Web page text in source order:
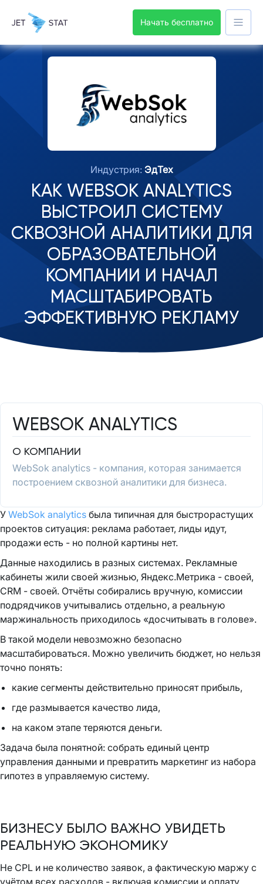
Начать бесплатно
Индустрия: ЭдТех
КАК WEBSOK ANALYTICS
ВЫСТРОИЛ СИСТЕМУ
СКВОЗНОЙ АНАЛИТИКИ ДЛЯ
ОБРАЗОВАТЕЛЬНОЙ
КОМПАНИИ И НАЧАЛ
МАСШТАБИРОВАТЬ
ЭФФЕКТИВНУЮ РЕКЛАМУ
У WebSok analytics была типичная для быстрорастущих
проектов ситуация: реклама работает, лиды идут,
продажи есть - но полной картины нет.
Данные находились в разных системах. Рекламные
кабинеты жили своей жизнью, Яндекс.Метрика - своей,
CRM - своей. Отчёты собирались вручную, комиссии
подрядчиков учитывались отдельно, а реальную
маржинальность приходилось «досчитывать в голове».
В такой модели невозможно безопасно
масштабироваться. Можно увеличить бюджет, но нельзя
точно понять:
какие сегменты действительно приносят прибыль,
где размывается качество лида,
на каком этапе теряются деньги.
Задача была понятной: собрать единый центр
управления данными и превратить маркетинг из набора
гипотез в управляемую систему.
БИЗНЕСУ БЫЛО ВАЖНО УВИДЕТЬ
РЕАЛЬНУЮ ЭКОНОМИКУ
Не CPL и не количество заявок, а фактическую маржу с
учётом всех расходов - включая комиссии и оплату
WEBSOK ANALYTICS
О КОМПАНИИ
WebSok analytics - компания, которая занимается
построением сквозной аналитики для бизнеса.